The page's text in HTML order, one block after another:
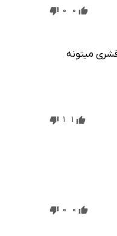
0
0
میتونه
1
1
0
0